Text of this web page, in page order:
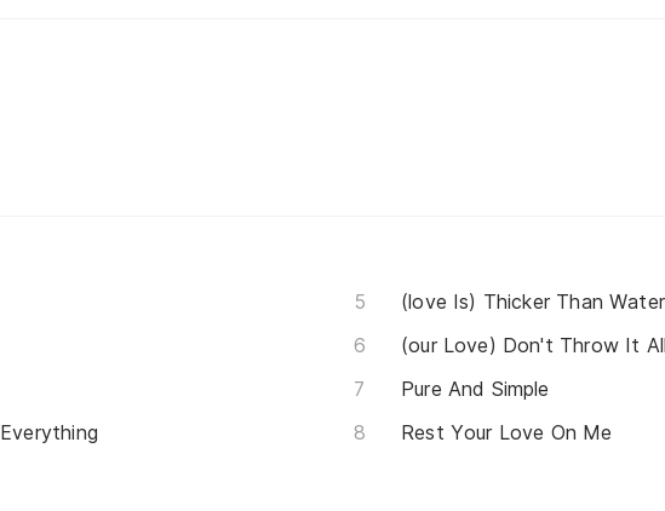
(love Is) Thicker Than Water
(our Love) Don't Throw It
Pure And Simple
Rest Your Love On Me